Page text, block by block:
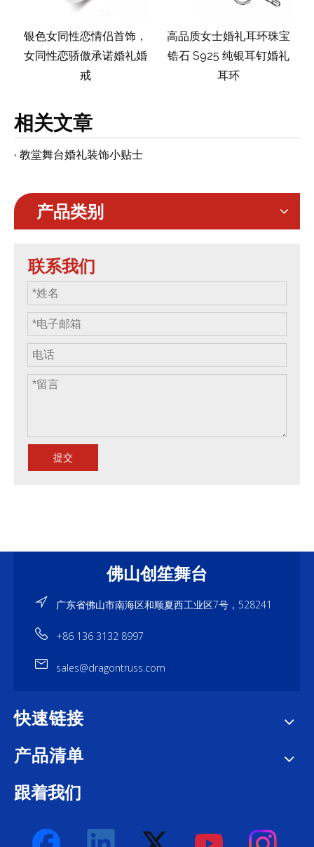
银色女同性恋情侣首饰，
女同性恋骄傲承诺婚礼婚
戒
高品质女士婚礼耳环珠宝
锆石 S925 纯银耳钉婚礼
耳环
相关文章
教堂舞台婚礼装饰小贴士
产品类别
联系我们
提交
佛山创笙舞台
广东省佛山市南海区和顺夏西工业区7号，528241
+86 136 3132 8997
sales@dragontruss.com
快速链接
产品清单
跟着我们